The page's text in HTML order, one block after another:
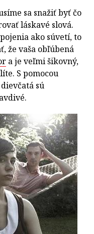
sa snažiť byť čo
láskavé slová.
ako súvetí, to
že vaša obľúbená
a je veľmi šikovný,
S pomocou
sú